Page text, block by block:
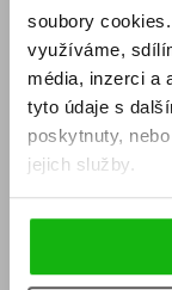
soubory cookies.
využíváme,
média, inzerci a
tyto údaje s
poskytnuty,
jejich služby.
E-SHOP
Aktuality
Naši autoři
Obchodní podmínky
Jak nakoupit
KONTAKTY